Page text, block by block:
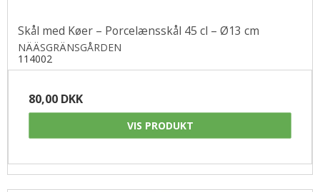
Skål med Køer – Porcelænsskål 45 cl – Ø13 cm
NÄÄSGRÄNSGÅRDEN
114002
80,00 DKK
VIS PRODUKT